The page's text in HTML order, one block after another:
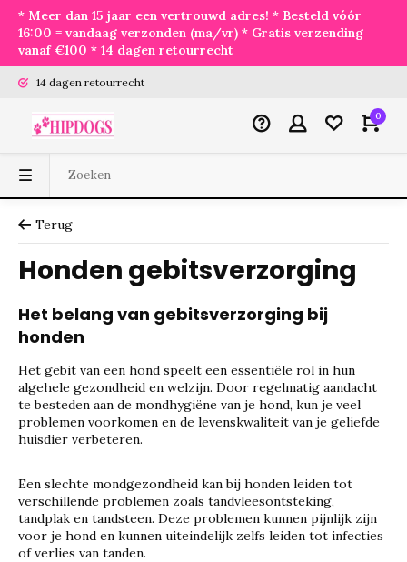
* Meer dan 15 jaar een vertrouwd adres! * Besteld vóór
16:00 = vandaag verzonden (ma/vr) * Gratis verzending
vanaf €100 * 14 dagen retourrecht
14 dagen retourrecht
0
Terug
Honden gebitsverzorging
Het belang van gebitsverzorging bij
honden
Het gebit van een hond speelt een essentiële rol in hun
algehele gezondheid en welzijn. Door regelmatig aandacht
te besteden aan de mondhygiëne van je hond, kun je veel
problemen voorkomen en de levenskwaliteit van je geliefde
huisdier verbeteren.
Een slechte mondgezondheid kan bij honden leiden tot
verschillende problemen zoals tandvleesontsteking,
tandplak en tandsteen. Deze problemen kunnen pijnlijk zijn
voor je hond en kunnen uiteindelijk zelfs leiden tot infecties
of verlies van tanden.